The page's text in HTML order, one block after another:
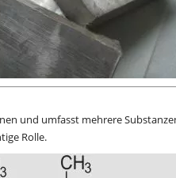
und umfasst mehrere
Rolle.